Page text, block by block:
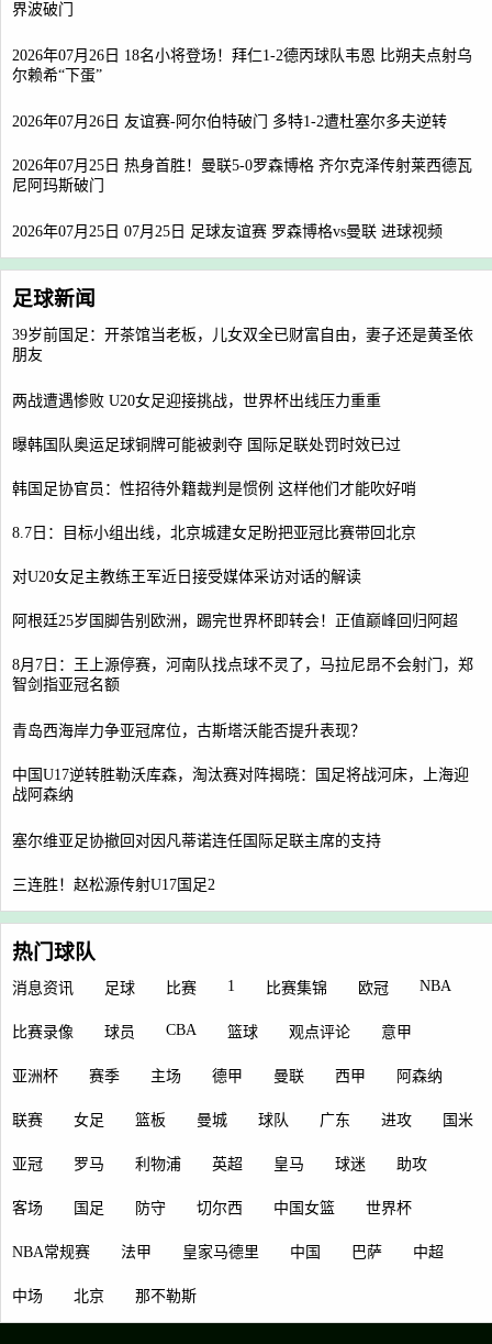
界波破门
2026年07月26日 18名小将登场！拜仁1-2德丙球队韦恩 比朔夫点射乌
尔赖希“下蛋”
2026年07月26日 友谊赛-阿尔伯特破门 多特1-2遭杜塞尔多夫逆转
2026年07月25日 热身首胜！曼联5-0罗森博格 齐尔克泽传射莱西德瓦
尼阿玛斯破门
2026年07月25日 07月25日 足球友谊赛 罗森博格vs曼联 进球视频
足球新闻
39岁前国足：开茶馆当老板，儿女双全已财富自由，妻子还是黄圣依
朋友
两战遭遇惨败 U20女足迎接挑战，世界杯出线压力重重
曝韩国队奥运足球铜牌可能被剥夺 国际足联处罚时效已过
韩国足协官员：性招待外籍裁判是惯例 这样他们才能吹好哨
8.7日：目标小组出线，北京城建女足盼把亚冠比赛带回北京
对U20女足主教练王军近日接受媒体采访对话的解读
阿根廷25岁国脚告别欧洲，踢完世界杯即转会！正值巅峰回归阿超
8月7日：王上源停赛，河南队找点球不灵了，马拉尼昂不会射门，郑
智剑指亚冠名额
青岛西海岸力争亚冠席位，古斯塔沃能否提升表现？
中国U17逆转胜勒沃库森，淘汰赛对阵揭晓：国足将战河床，上海迎
战阿森纳
塞尔维亚足协撤回对因凡蒂诺连任国际足联主席的支持
三连胜！赵松源传射U17国足2
热门球队
消息资讯 足球 比赛 1 比赛集锦 欧冠 NBA
比赛录像 球员 CBA 篮球 观点评论 意甲
亚洲杯 赛季 主场 德甲 曼联 西甲 阿森纳
联赛 女足 篮板 曼城 球队 广东 进攻 国米
亚冠 罗马 利物浦 英超 皇马 球迷 助攻
客场 国足 防守 切尔西 中国女篮 世界杯
NBA常规赛 法甲 皇家马德里 中国 巴萨 中超
中场 北京 那不勒斯